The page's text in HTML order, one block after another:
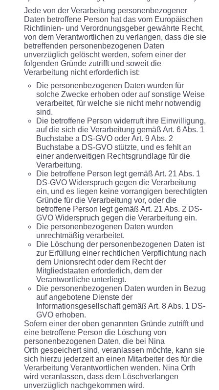
Jede von der Verarbeitung personenbezogener
Daten betroffene Person hat das vom Europäischen
Richtlinien- und Verordnungsgeber gewährte Recht,
von dem Verantwortlichen zu verlangen, dass die sie
betreffenden personenbezogenen Daten
unverzüglich gelöscht werden, sofern einer der
folgenden Gründe zutrifft und soweit die
Verarbeitung nicht erforderlich ist:
Die personenbezogenen Daten wurden für
solche Zwecke erhoben oder auf sonstige Weise
verarbeitet, für welche sie nicht mehr notwendig
sind.
Die betroffene Person widerruft ihre Einwilligung,
auf die sich die Verarbeitung gemäß Art. 6 Abs. 1
Buchstabe a DS-GVO oder Art. 9 Abs. 2
Buchstabe a DS-GVO stützte, und es fehlt an
einer anderweitigen Rechtsgrundlage für die
Verarbeitung.
Die betroffene Person legt gemäß Art. 21 Abs. 1
DS-GVO Widerspruch gegen die Verarbeitung
ein, und es liegen keine vorrangigen berechtigten
Gründe für die Verarbeitung vor, oder die
betroffene Person legt gemäß Art. 21 Abs. 2 DS-
GVO Widerspruch gegen die Verarbeitung ein.
Die personenbezogenen Daten wurden
unrechtmäßig verarbeitet.
Die Löschung der personenbezogenen Daten ist
zur Erfüllung einer rechtlichen Verpflichtung nach
dem Unionsrecht oder dem Recht der
Mitgliedstaaten erforderlich, dem der
Verantwortliche unterliegt.
Die personenbezogenen Daten wurden in Bezug
auf angebotene Dienste der
Informationsgesellschaft gemäß Art. 8 Abs. 1 DS-
GVO erhoben.
Sofern einer der oben genannten Gründe zutrifft und
eine betroffene Person die Löschung von
personenbezogenen Daten, die bei Nina
Orth gespeichert sind, veranlassen möchte, kann sie
sich hierzu jederzeit an einen Mitarbeiter des für die
Verarbeitung Verantwortlichen wenden. Nina Orth
wird veranlassen, dass dem Löschverlangen
unverzüglich nachgekommen wird.